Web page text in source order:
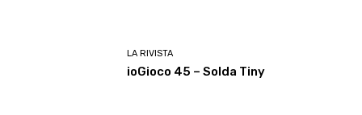
LA RIVISTA
ioGioco 45 – Solda Tiny